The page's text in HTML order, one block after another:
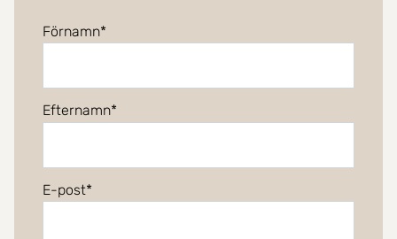
Förnamn
Efternamn
E-post